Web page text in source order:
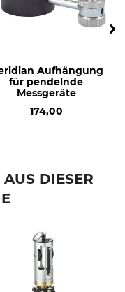
Aufhängung
für pendelnde
Messgeräte
174,00
DIESER